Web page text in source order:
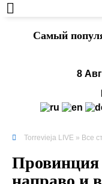
Cамый
8
Torrevieja LIVE » Все
Провинция